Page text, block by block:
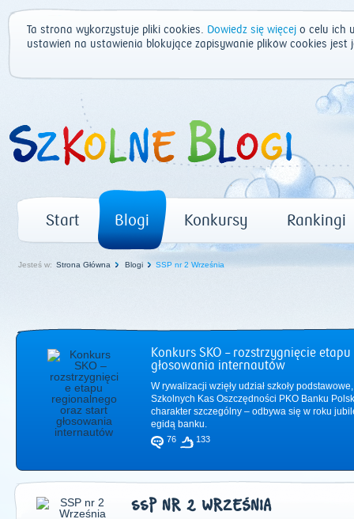
Ta strona wykorzystuje pliki cookies. Dowiedz się więcej o celu ich
ustawień na ustawienia blokujące zapisywanie plików cookies
Start Blogi Konkursy Rankingi
Jesteś w: Strona Główna Blogi SSP nr 2 Września
Konkurs SKO – rozstrzygnięcie
głosowania internautów
W rywalizacji wzięły udział szkoły
Szkolnych Kas Oszczędności PKO Banku
charakter szczególny – odbywa się w roku
egidą banku.
76 133
SSP NR 2 WRZEŚNIA